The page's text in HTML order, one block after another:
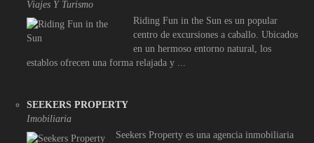
Viajes Y Turismo
Riding Fun in the Sun es un popular
centro de excursiones a caballo. Ubicados
en un hermoso entorno natural, los
establos ofrecen una forma relajada y ...
SEEKERS PROPERTY
Imobiliaria
Seekers Property es una agencia inmobiliaria